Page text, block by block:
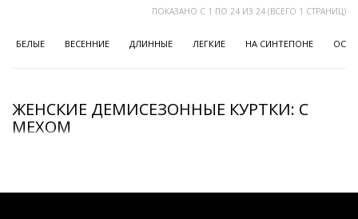
ПОКАЗАНО С 1 ПО 24 ИЗ 24 (ВСЕГО 1 СТРАНИЦ)
БЕЛЫЕ ВЕСЕННИЕ ДЛИННЫЕ ЛЕГКИЕ НА СИНТЕПОНЕ
ЖЕНСКИЕ ДЕМИСЕЗОННЫЕ КУРТКИ: С
МЕХОМ